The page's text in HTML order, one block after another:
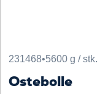
231468•5600 g / stk.
Ostebolle